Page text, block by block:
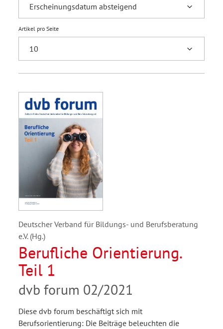
Artikel pro Seite
Deutscher Verband für Bildungs- und Berufsberatung
e.V. (Hg.)
Berufliche Orientierung.
Teil 1
dvb forum 02/2021
Diese dvb forum beschäftigt sich mit
Berufsorientierung: Die Beiträge beleuchten die